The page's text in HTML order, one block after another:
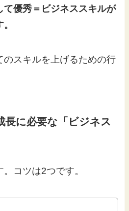
て優秀＝ビジネススキルが
のスキルを上げるための行
長に必要な「ビジネス
コツは2つです。